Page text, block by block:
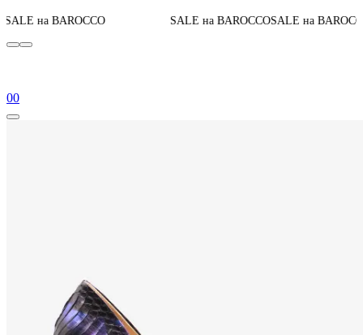
SALE на BAROCCOSALE на BAROCCOДо конца
00